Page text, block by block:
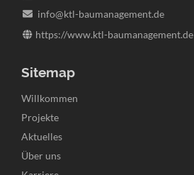
info@ktl-baumanagement.de
https://www.ktl-baumanagement.de
Sitemap
Navigation
überspringen
Willkommen
Projekte
Aktuelles
Über uns